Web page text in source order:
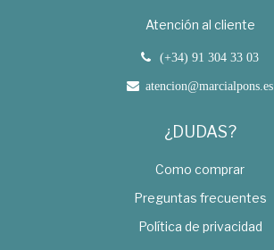
Atención al cliente
(+34) 91 304 33 03
atencion@marcialpons.es
¿DUDAS?
Como comprar
Preguntas frecuentes
Política de privacidad